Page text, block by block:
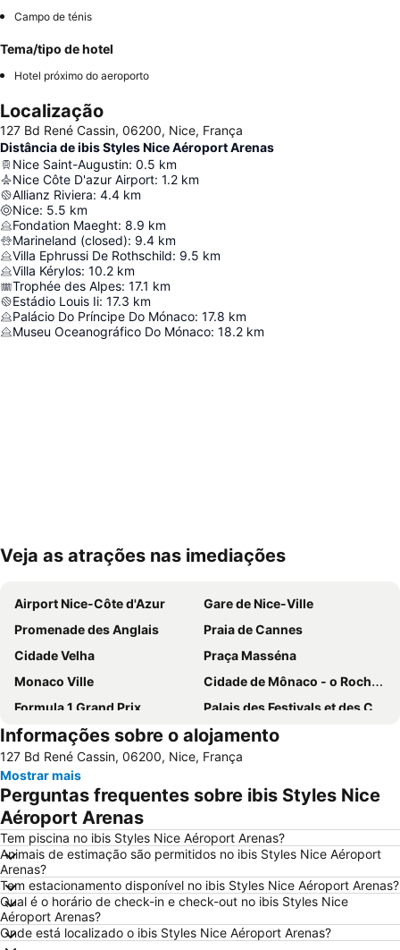
Campo de ténis
Tema/tipo de hotel
Hotel próximo do aeroporto
Localização
127 Bd René Cassin, 06200, Nice, França
Distância de ibis Styles Nice Aéroport Arenas
Nice Saint-Augustin: 0.5 km
Nice Côte D'azur Airport: 1.2 km
Allianz Riviera: 4.4 km
Nice: 5.5 km
Fondation Maeght: 8.9 km
Marineland (closed): 9.4 km
Villa Ephrussi De Rothschild: 9.5 km
Villa Kérylos: 10.2 km
Trophée des Alpes: 17.1 km
Estádio Louis Ii: 17.3 km
Palácio Do Príncipe Do Mónaco: 17.8 km
Museu Oceanográfico Do Mónaco: 18.2 km
Ampliar mapa
Veja as atrações nas imediações
Airport Nice-Côte d'Azur
Gare de Nice-Ville
Promenade des Anglais
Praia de Cannes
Cidade Velha
Praça Masséna
Monaco Ville
Cidade de Mônaco - o Rochedo
Formula 1 Grand Prix
Palais des Festivals et des Congrès
Nice Acropolis
Jean-Médecin
Monte-Carlo
Blue Beach
Port de Nice
Antibes - Juan-les-Pins Balnéaires
Antibes Activités
Riquier
Ironman France - Nice Triathlon
Nice City Tour
Rue de France
Coco Beach
Le vieux Port
Beau Rivage
Fête du Mimosa
Nice Etoile
Informações sobre o alojamento
127 Bd René Cassin, 06200, Nice, França
Mostrar mais
Perguntas frequentes sobre ibis Styles Nice
Aéroport Arenas
Tem piscina no ibis Styles Nice Aéroport Arenas?
Animais de estimação são permitidos no ibis Styles Nice Aéroport
Arenas?
Tem estacionamento disponível no ibis Styles Nice Aéroport Arenas?
Qual é o horário de check-in e check-out no ibis Styles Nice
Aéroport Arenas?
Onde está localizado o ibis Styles Nice Aéroport Arenas?